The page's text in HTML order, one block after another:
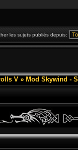
les sujets publiés depuis:
V » Mod Skywind -